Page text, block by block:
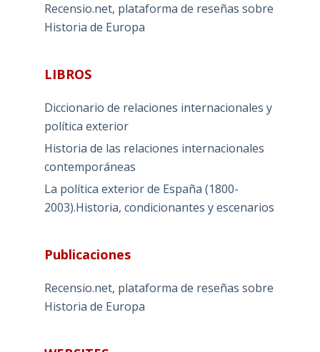
Recensio.net, plataforma de reseñas sobre
Historia de Europa
LIBROS
Diccionario de relaciones internacionales y
política exterior
Historia de las relaciones internacionales
contemporáneas
La política exterior de España (1800-
2003).Historia, condicionantes y escenarios
Publicaciones
Recensio.net, plataforma de reseñas sobre
Historia de Europa